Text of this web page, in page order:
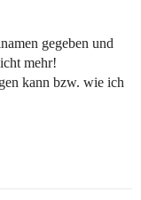
gegeben und
mehr!
kann bzw. wie ich